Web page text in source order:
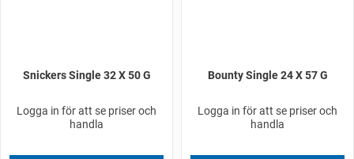
Snickers Single 32 X 50 G
Logga in för att se priser och
handla
Bounty Single 24 X 57 G
Logga in för att se priser och
handla